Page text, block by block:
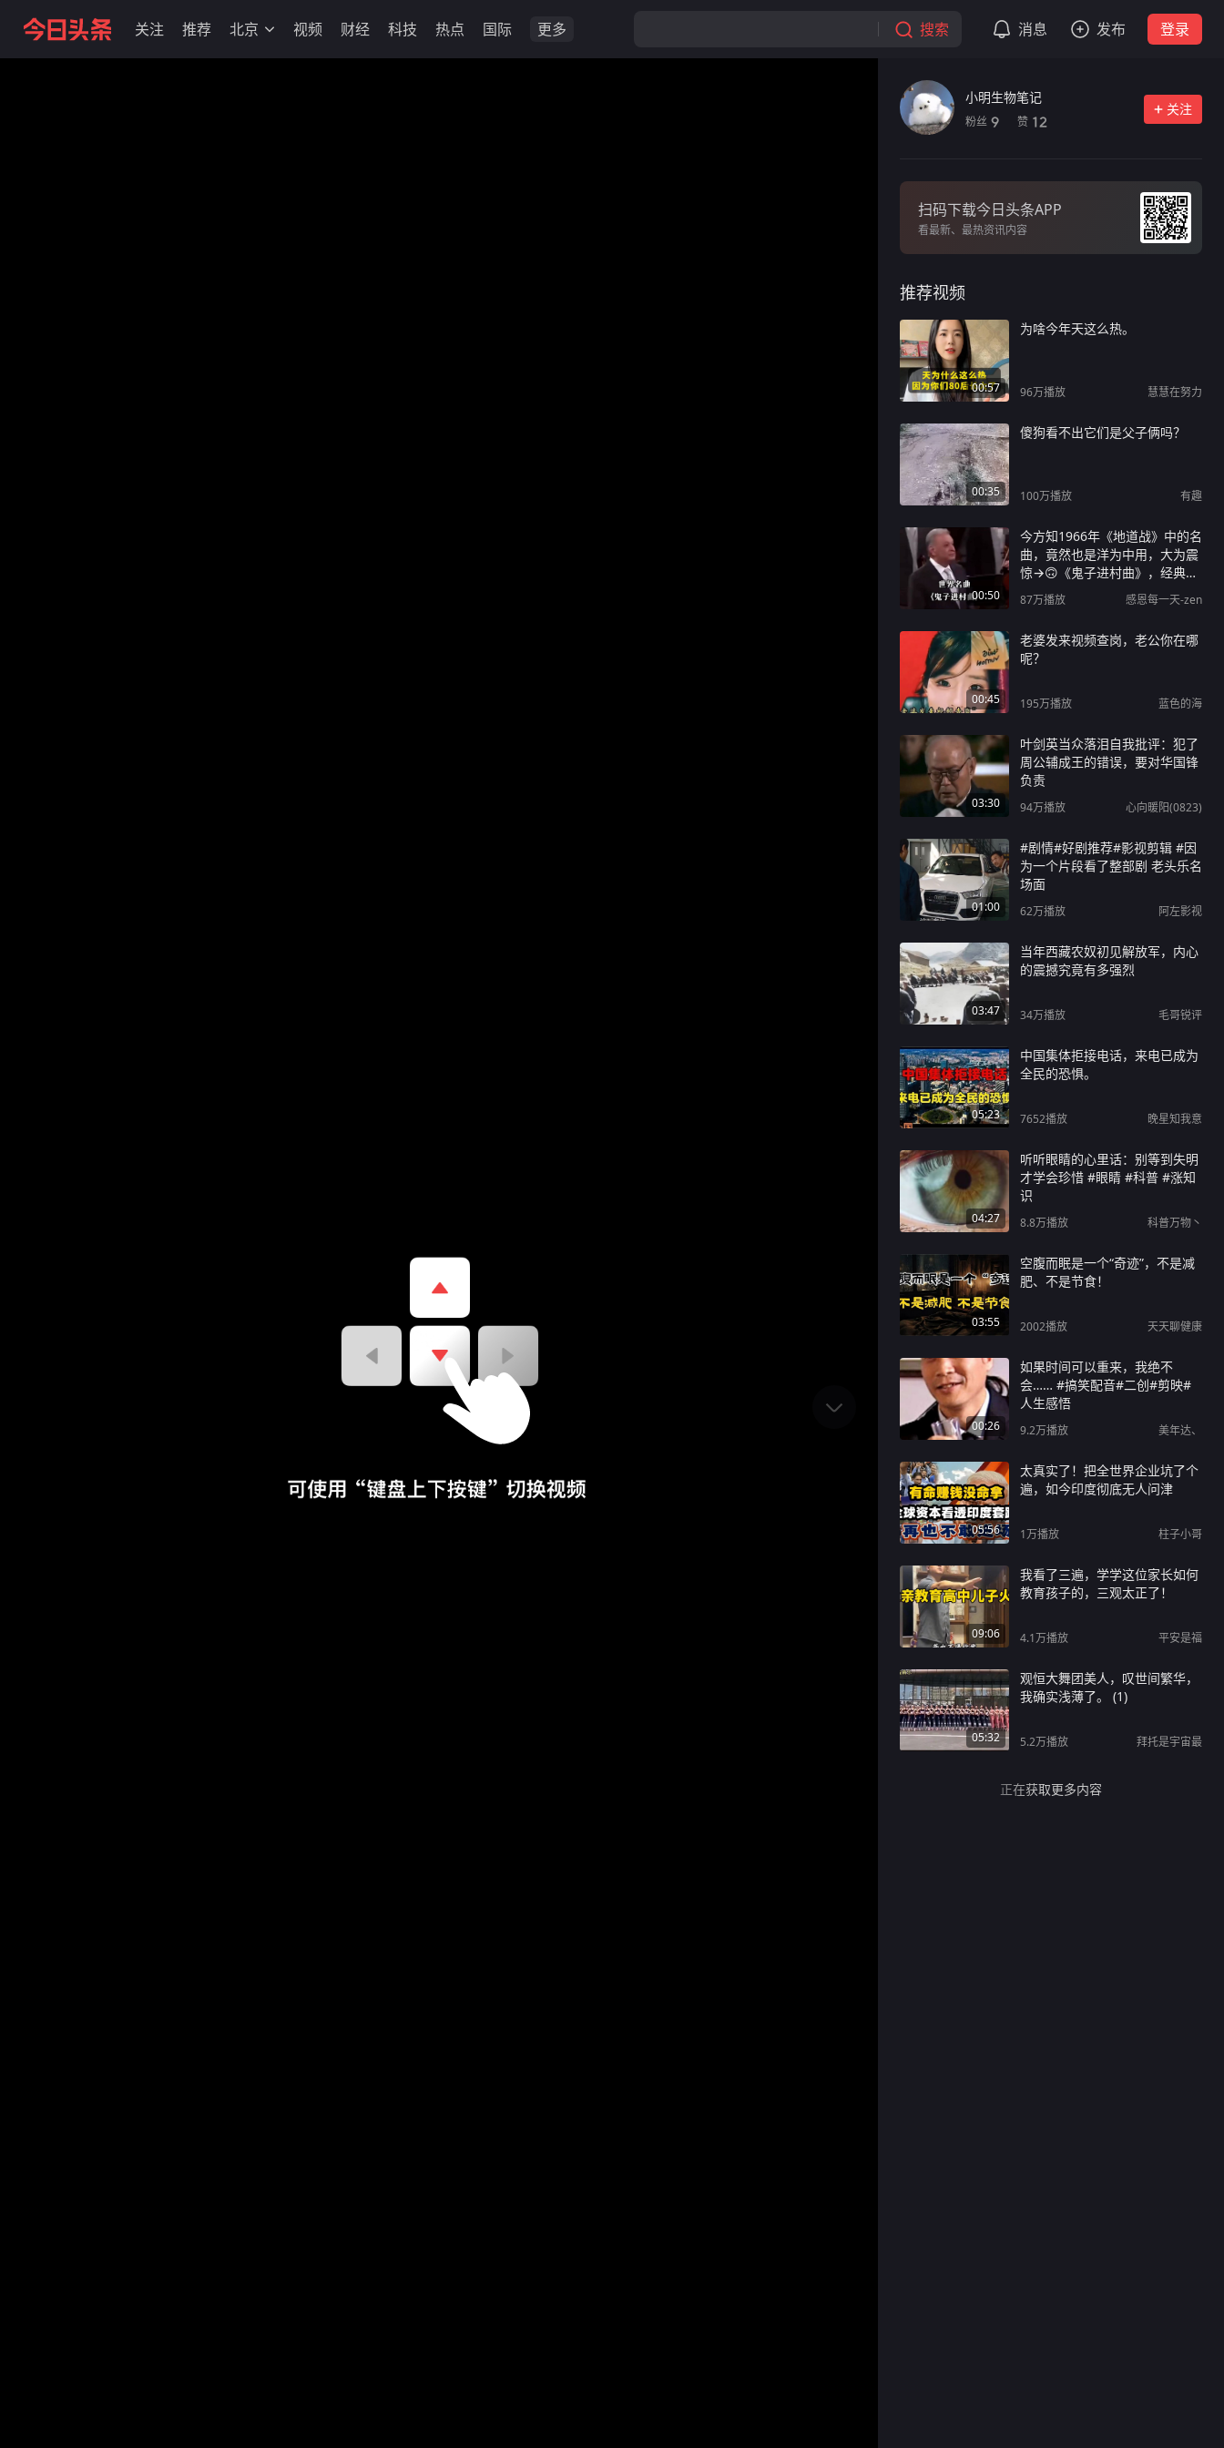
关注 推荐 北京 视频 财经 科技 热点 国际 更多 搜索 消息 发布 登录
小明生物笔记
粉丝 9 赞 12
关注
扫码下载今日头条APP
看最新、最热资讯内容
推荐视频
00:57
为啥今年天这么热。
96万播放 慧慧在努力
00:35
傻狗看不出它们是父子俩吗？
100万播放 有趣
00:50
今方知1966年《地道战》中的名
曲，竟然也是洋为中用，大为震
惊→🙃《鬼子进村曲》，经典名
曲震撼人心！
87万播放 感恩每一天-zen
00:45
老婆发来视频查岗，老公你在哪
呢？
195万播放 蓝色的海
03:30
叶剑英当众落泪自我批评：犯了
周公辅成王的错误，要对华国锋
负责
94万播放 心向暖阳(0823)
01:00
#剧情#好剧推荐#影视剪辑 #因
为一个片段看了整部剧 老头乐名
场面
62万播放 阿左影视
03:47
当年西藏农奴初见解放军，内心
的震撼究竟有多强烈
34万播放 毛哥锐评
05:23
中国集体拒接电话，来电已成为
全民的恐惧。
7652播放 晚星知我意
04:27
听听眼睛的心里话：别等到失明
才学会珍惜 #眼睛 #科普 #涨知
识
8.8万播放 科普万物丶
03:55
空腹而眠是一个“奇迹”，不是减
肥、不是节食！
2002播放 天天聊健康
00:26
如果时间可以重来，我绝不
会…… #搞笑配音#二创#剪映#
人生感悟
9.2万播放 美年达、
05:56
太真实了！把全世界企业坑了个
遍，如今印度彻底无人问津
1万播放 柱子小哥
09:06
我看了三遍，学学这位家长如何
教育孩子的，三观太正了！
4.1万播放 平安是福
05:32
观恒大舞团美人，叹世间繁华，
我确实浅薄了。 (1)
5.2万播放 拜托是宇宙最
正在获取更多内容